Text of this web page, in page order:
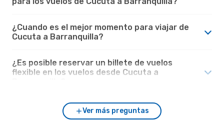
¿Cuando es el mejor momento para viajar de
Cucuta a Barranquilla?
¿Es posible reservar un billete de vuelos
flexible en los vuelos desde Cucuta a
Ver más preguntas